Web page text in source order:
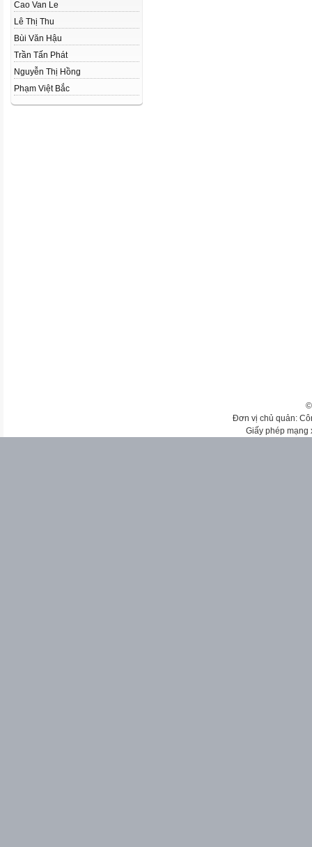
Cao Van Le
Lê Thị Thu
Bùi Văn Hậu
Trần Tấn Phát
Nguyễn Thị Hồng
Phạm Việt Bắc
Đơn vị chủ quản:
Giấy phép mạng